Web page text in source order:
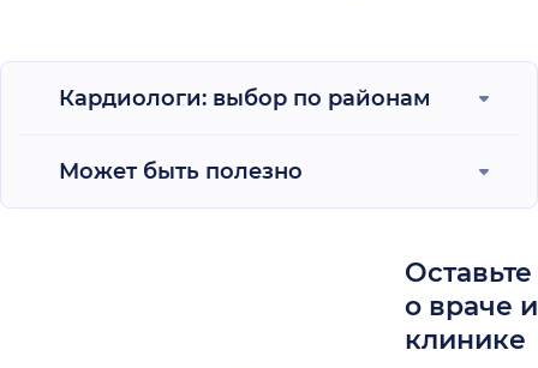
Кардиологи: выбор по районам
Может быть полезно
о враче
клинике